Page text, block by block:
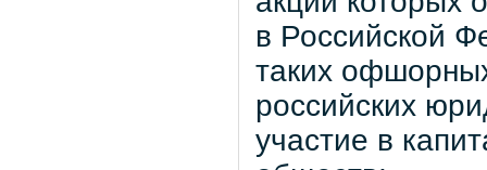
в Российской
таких
российских
участие в